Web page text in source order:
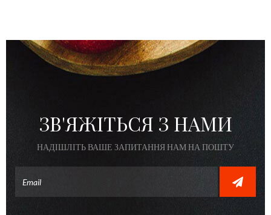
ЗВ'ЯЖІТЬСЯ З НАМИ
НАДІШЛІТЬ ВАШЕ ЗАПИТАННЯ НАМ НА ПОШТУ